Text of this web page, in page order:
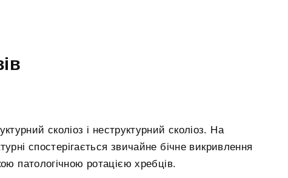
сколіоз і неструктурний сколіоз. На
спостерігається звичайне бічне викривлення
патологічною ротацією хребців.